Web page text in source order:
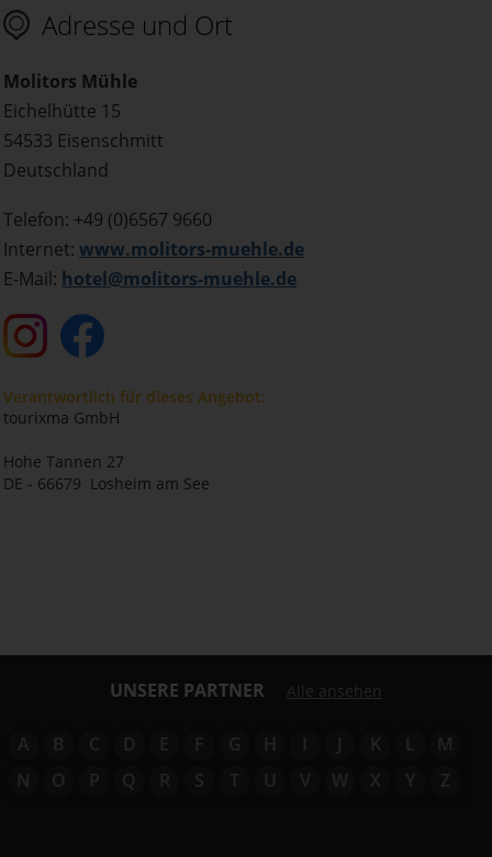
Adresse und Ort
Molitors Mühle
Eichelhütte 15
54533 Eisenschmitt
Deutschland
Telefon: +49 (0)6567 9660
Internet: www.molitors-muehle.de
E-Mail: hotel@molitors-muehle.de
Verantwortlich für dieses Angebot:
tourixma GmbH
Hohe Tannen 27
DE - 66679 Losheim am See
UNSERE PARTNER Alle ansehen
A B C D E F G H I J K L
M
N
O P Q R S T U V W X Y Z